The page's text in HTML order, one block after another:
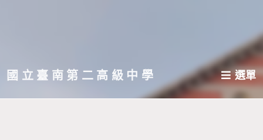
主國立臺南第二高級中學 選單